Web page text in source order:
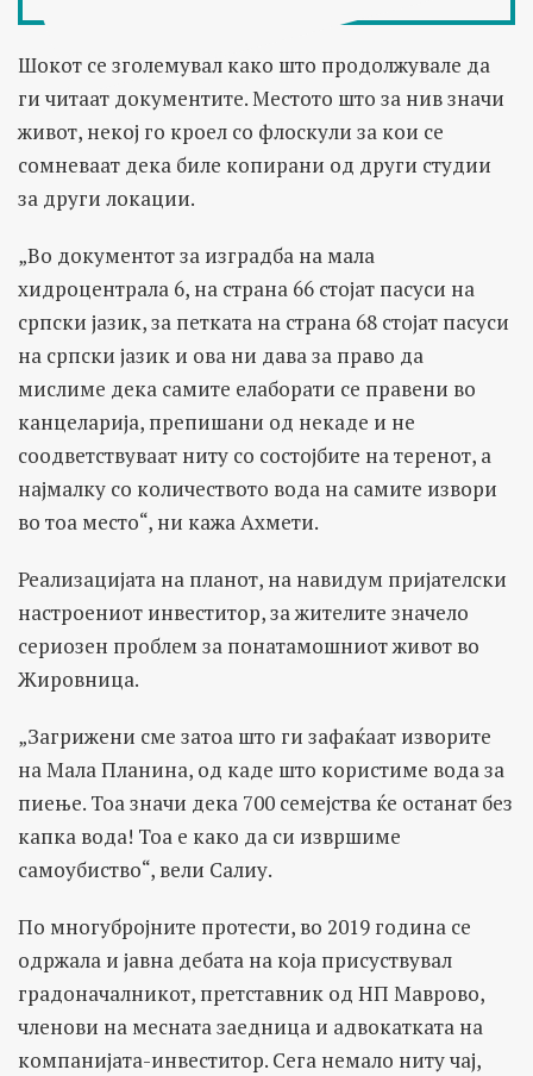
Шокот се зголемувал како што продолжувале да
ги читаат документите. Местото што за нив значи
живот, некој го кроел со флоскули за кои се
сомневаат дека биле копирани од други студии
за други локации.
„Во документот за изградба на мала
хидроцентрала 6, на страна 66 стојат пасуси на
српски јазик, за петката на страна 68 стојат пасуси
на српски јазик и ова ни дава за право да
мислиме дека самите елаборати се правени во
канцеларија, препишани од некаде и не
соодветствуваат ниту со состојбите на теренот, а
најмалку со количеството вода на самите извори
во тоа место“, ни кажа Ахмети.
Реализацијата на планот, на навидум пријателски
настроениот инвеститор, за жителите значело
сериозен проблем за понатамошниот живот во
Жировница.
„Загрижени сме затоа што ги зафаќаат изворите
на Мала Планина, од каде што користиме вода за
пиење. Тоа значи дека 700 семејства ќе останат без
капка вода! Тоа е како да си извршиме
самоубиство“, вели Салиу.
По многубројните протести, во 2019 година се
одржала и јавна дебата на која присуствувал
градоначалникот, претставник од НП Маврово,
членови на месната заедница и адвокатката на
компанијата-инвеститор. Сега немало ниту чај,